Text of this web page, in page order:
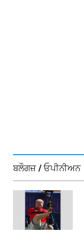
ਬਲੌਗਜ਼ / ਓਪੀਨੀਅਨ